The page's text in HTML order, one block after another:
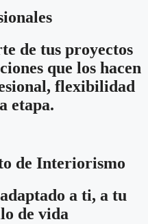
de tus proyectos
que los hacen
flexibilidad
etapa.
de Interiorismo
a ti, a tu
de vida